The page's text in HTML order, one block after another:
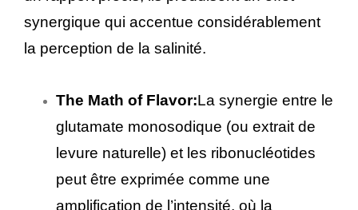
synergique qui accentue considérablement
la perception de la salinité.
The Math of Flavor:La synergie entre le
glutamate monosodique (ou extrait de
levure naturelle) et les ribonucléotides
peut être exprimée comme une
amplification de l’intensité, où la